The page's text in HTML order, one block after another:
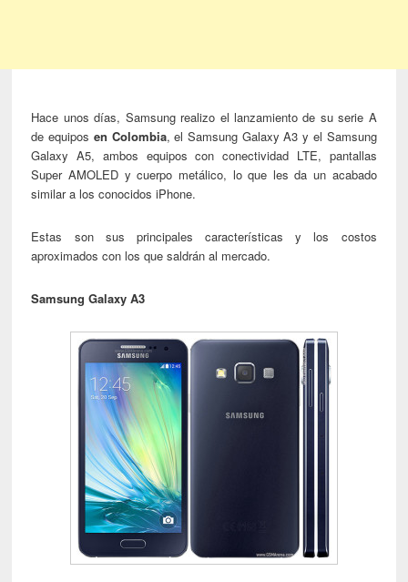
Hace unos días, Samsung realizo el lanzamiento de su serie A
de equipos en Colombia, el Samsung Galaxy A3 y el Samsung
Galaxy A5, ambos equipos con conectividad LTE, pantallas
Super AMOLED y cuerpo metálico, lo que les da un acabado
similar a los conocidos iPhone.
Estas son sus principales características y los costos
aproximados con los que saldrán al mercado.
Samsung Galaxy A3